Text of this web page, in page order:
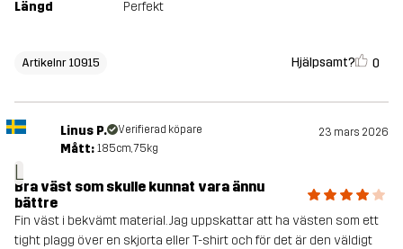
Längd
Perfekt
Artikelnr 10915 Hjälpsamt? 0
L
Linus P. Verifierad köpare 23 mars 2026
Mått: 185cm, 75kg
Bra väst som skulle kunnat vara ännu
bättre
Fin väst i bekvämt material. Jag uppskattar att ha västen som ett
tight plagg över en skjorta eller T-shirt och för det är den väldigt